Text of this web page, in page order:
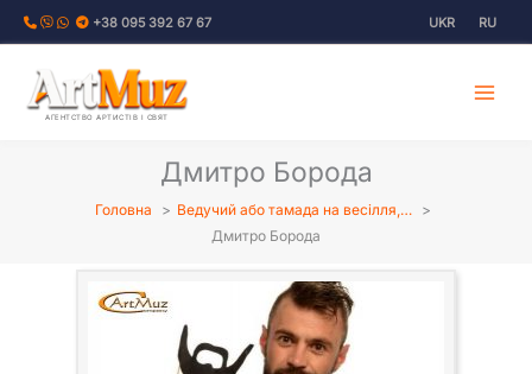
Перейти
+38 095 392 67 67 UKR RU
АГЕНТСТВО АРТИСТІВ І СВЯТ
Дмитро Борода
Головна
Ведучий або тамада на весілля,…
Дмитро Борода